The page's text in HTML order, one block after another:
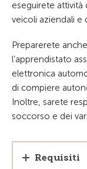
eseguirete attività
veicoli aziendali e
Preparerete
l’apprendistato
elettronica
di compiere
Inoltre, sarete
soccorso e dei
Requisiti